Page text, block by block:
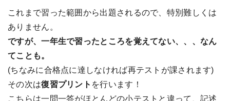
これまで習った範囲から出題されるので、特別難しくは
ありません。
ですが、一年生で習ったところを覚えてない、、、なん
てことも。
(ちなみに合格点に達しなければ再テストが課されます)
その次は復習プリント を行います！
こちらは一問一答がほとんどの小テストと違って、記述